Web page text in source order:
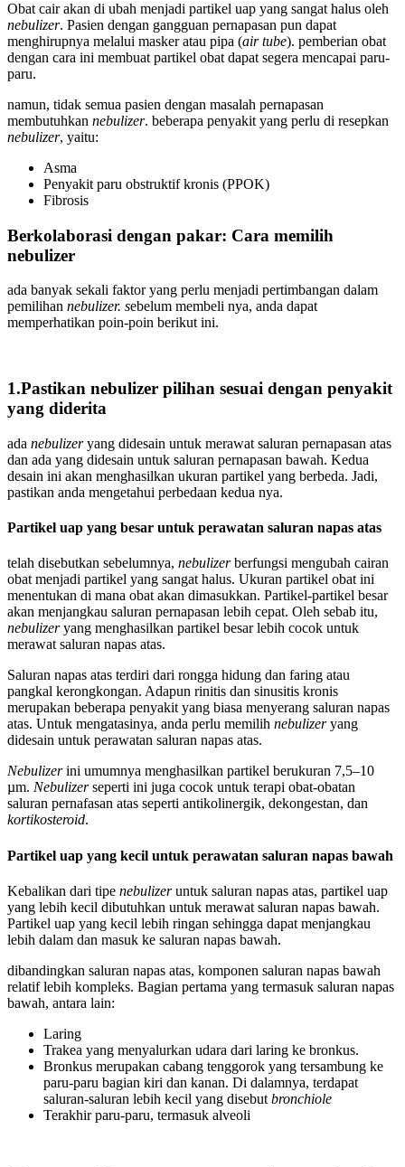
Obat cair akan di ubah menjadi partikel uap yang sangat halus oleh
nebulizer. Pasien dengan gangguan pernapasan pun dapat
menghirupnya melalui masker atau pipa (air tube). pemberian obat
dengan cara ini membuat partikel obat dapat segera mencapai paru-
paru.
namun, tidak semua pasien dengan masalah pernapasan
membutuhkan nebulizer. beberapa penyakit yang perlu di resepkan
nebulizer, yaitu:
Asma
Penyakit paru obstruktif kronis (PPOK)
Fibrosis
Berkolaborasi dengan pakar: Cara memilih
nebulizer
ada banyak sekali faktor yang perlu menjadi pertimbangan dalam
pemilihan nebulizer. sebelum membeli nya, anda dapat
memperhatikan poin-poin berikut ini.
1.Pastikan nebulizer pilihan sesuai dengan penyakit
yang diderita
ada nebulizeryang didesain untuk merawat saluran pernapasan atas
dan ada yang didesain untuk saluran pernapasan bawah. Kedua
desain ini akan menghasilkan ukuran partikel yang berbeda. Jadi,
pastikan anda mengetahui perbedaan kedua nya.
Partikel uap yang besar untuk perawatan saluran napas atas
telah disebutkan sebelumnya, nebulizerberfungsi mengubah cairan
obat menjadi partikel yang sangat halus. Ukuran partikel obat ini
menentukan di mana obat akan dimasukkan. Partikel-partikel besar
akan menjangkau saluran pernapasan lebih cepat. Oleh sebab itu,
nebulizeryang menghasilkan partikel besar lebih cocok untuk
merawat saluran napas atas.
Saluran napas atas terdiri dari rongga hidung dan faring atau
pangkal kerongkongan. Adapun rinitis dan sinusitis kronis
merupakan beberapa penyakit yang biasa menyerang saluran napas
atas. Untuk mengatasinya, anda perlu memilih nebulizeryang
didesain untuk perawatan saluran napas atas.
Nebulizerini umumnya menghasilkan partikel berukuran 7,5–10
µm. Nebulizerseperti ini juga cocok untuk terapi obat-obatan
saluran pernafasan atas seperti antikolinergik, dekongestan, dan
kortikosteroid.
Partikel uap yang kecil untuk perawatan saluran napas bawah
Kebalikan dari tipe nebulizeruntuk saluran napas atas, partikel uap
yang lebih kecil dibutuhkan untuk merawat saluran napas bawah.
Partikel uap yang kecil lebih ringan sehingga dapat menjangkau
lebih dalam dan masuk ke saluran napas bawah.
dibandingkan saluran napas atas, komponen saluran napas bawah
relatif lebih kompleks. Bagian pertama yang termasuk saluran napas
bawah, antara lain:
Laring
Trakea yang menyalurkan udara dari laring ke bronkus.
Bronkus merupakan cabang tenggorok yang tersambung ke
paru-paru bagian kiri dan kanan. Di dalamnya, terdapat
saluran-saluran lebih kecil yang disebut bronchiole
Terakhir paru-paru, termasuk alveoli